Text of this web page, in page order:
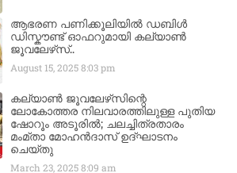
ആഭരണ പണിക്കൂലിയിൽ ഡബിൾ
ഡിസ്കൗണ്ട് ഓഫറുമായി കല്യാൺ
ജൂവലേഴ്‌സ്..
August 15, 20258:03 pm
കല്യാൺ ജൂവലേഴ്‌സിന്റെ
ലോകോത്തര നിലവാരത്തിലുള്ള പുതിയ
ഷോറൂം അടൂരിൽ; ചലച്ചിത്രതാരം
മംമ്താ മോഹൻദാസ് ഉദ്ഘാടനം
ചെയ്‌തു
March 23, 20258:09 am